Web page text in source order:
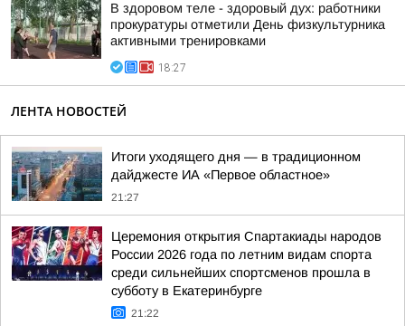
В здоровом теле - здоровый дух: работники
прокуратуры отметили День физкультурника
активными тренировками
18:27
ЛЕНТА НОВОСТЕЙ
Итоги уходящего дня — в традиционном
дайджесте ИА «Первое областное»
21:27
Церемония открытия Спартакиады народов
России 2026 года по летним видам спорта
среди сильнейших спортсменов прошла в
субботу в Екатеринбурге
21:22